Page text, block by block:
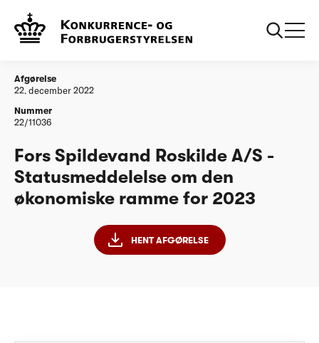
Vandtilsyn
Statusmeddelelse om den økonomiske ramme
for 2023
Afgørelse
22. december 2022
Nummer
22/11036
Fors Spildevand Roskilde A/S -
Statusmeddelelse om den
økonomiske ramme for 2023
HENT AFGØRELSE